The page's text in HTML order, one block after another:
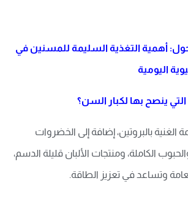
أهمية التغذية السليمة للمسنين في
اليومية
ينصح بها لكبار السن؟
الغنية بالبروتين، إضافة إلى الخضروات
الكاملة، ومنتجات الألبان قليلة الدسم،
وتساعد في تعزيز الطاقة.